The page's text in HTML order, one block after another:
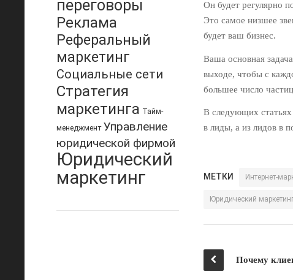
переговоры
Реклама
Реферальный
маркетинг
Социальные сети
Стратегия
маркетинга Тайм-
менеджмент Управление
юридической фирмой
Юридический
маркетинг
Он будет регулярно
Это самое низшее
будет ваш бизнес.
Ваша основная
выходе, чтобы с
большее число
В следующих статьях
в лиды, а из лидов в
МЕТКИ Интернет-
Юридический